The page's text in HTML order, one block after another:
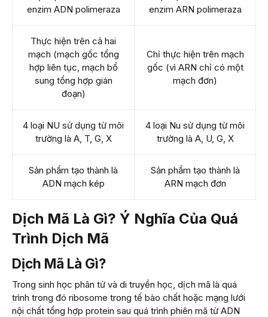
enzim ADN polimeraza
enzim ARN polimeraza
Thực hiện trên cả hai
mạch (mạch gốc tổng
hợp liên tục, mạch bổ
sung tổng hợp gián
đoạn)
Chỉ thực hiện trên mạch
gốc (vì ARN chỉ có một
mạch đơn)
4 loại NU sử dụng từ môi
trường là A, T, G, X
4 loại Nu sử dụng từ môi
trường là A, U, G, X
Sản phẩm tạo thành là
ADN mạch kép
Sản phẩm tạo thành là
ARN mạch đơn
Dịch Mã Là Gì? Ý Nghĩa Của Quá
Trình Dịch Mã
Dịch Mã Là Gì?
Trong sinh học phân tử và di truyền học, dịch mã là quá
trình trong đó ribosome trong tế bào chất hoặc mạng lưới
nội chất tổng hợp protein sau quá trình phiên mã từ ADN